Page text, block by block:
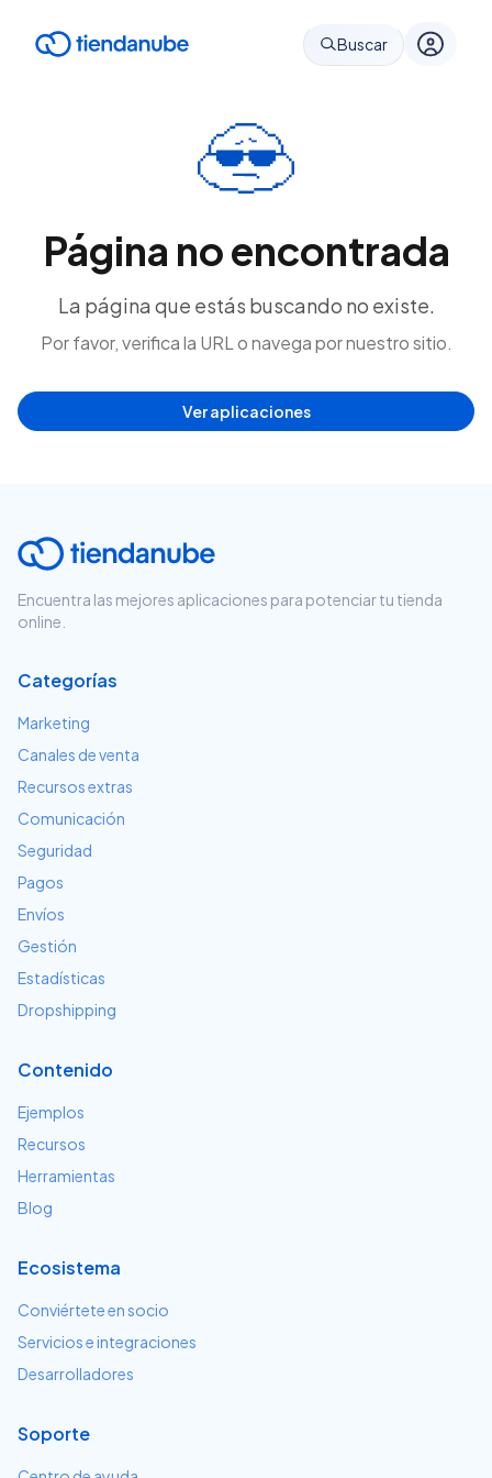
Buscar
Página no encontrada
La página que estás buscando no existe.
Por favor, verifica la URL o navega por nuestro sitio.
Ver aplicaciones
Encuentra las mejores aplicaciones para potenciar tu tienda
online.
Categorías
Marketing
Canales de venta
Recursos extras
Comunicación
Seguridad
Pagos
Envíos
Gestión
Estadísticas
Dropshipping
Contenido
Ejemplos
Recursos
Herramientas
Blog
Ecosistema
Conviértete en socio
Servicios e integraciones
Desarrolladores
Soporte